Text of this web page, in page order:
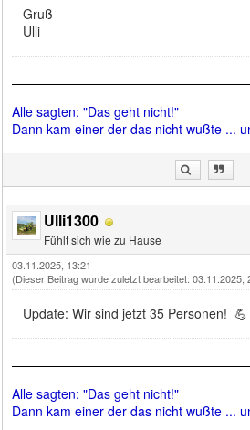
Gruß
Ulli
Alle sagten: "Das geht nicht!"
Dann kam einer der das nicht wußte ...
Ulli1300
Fühlt sich wie zu Hause
03.11.2025, 13:21
(Dieser Beitrag wurde zuletzt bearbeitet: 03.11.2025,
Update: Wir sind jetzt 35 Personen! 💪
Alle sagten: "Das geht nicht!"
Dann kam einer der das nicht wußte ...